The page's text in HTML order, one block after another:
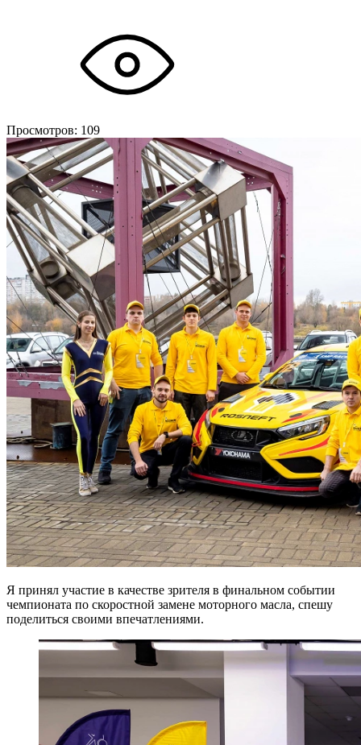
Просмотров: 109
Я принял участие в качестве зрителя в финальном событии
чемпионата по скоростной замене моторного масла, спешу
поделиться своими впечатлениями.